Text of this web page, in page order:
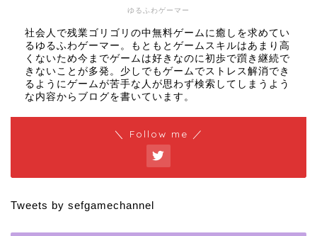
ゆるふわゲーマー
社会人で残業ゴリゴリの中無料ゲームに癒しを求めてい
るゆるふわゲーマー。もともとゲームスキルはあまり高
くないため今までゲームは好きなのに初歩で躓き継続で
きないことが多発。少しでもゲームでストレス解消でき
るようにゲームが苦手な人が思わず検索してしまうよう
な内容からブログを書いています。
＼ Follow me ／
Tweets by sefgamechannel